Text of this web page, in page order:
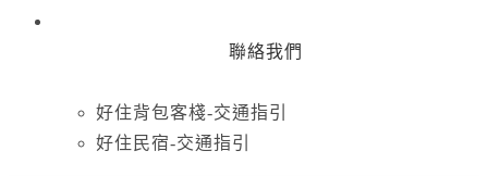
聯絡我們
好住背包客棧-交通指引
好住民宿-交通指引